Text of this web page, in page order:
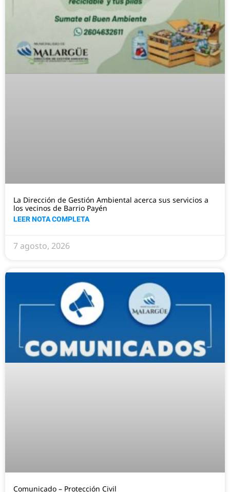
La Dirección de Gestión Ambiental acerca sus servicios a
los vecinos de Barrio Payén
LEER NOTA COMPLETA
7 agosto, 2026
Comunicado – Protección Civil